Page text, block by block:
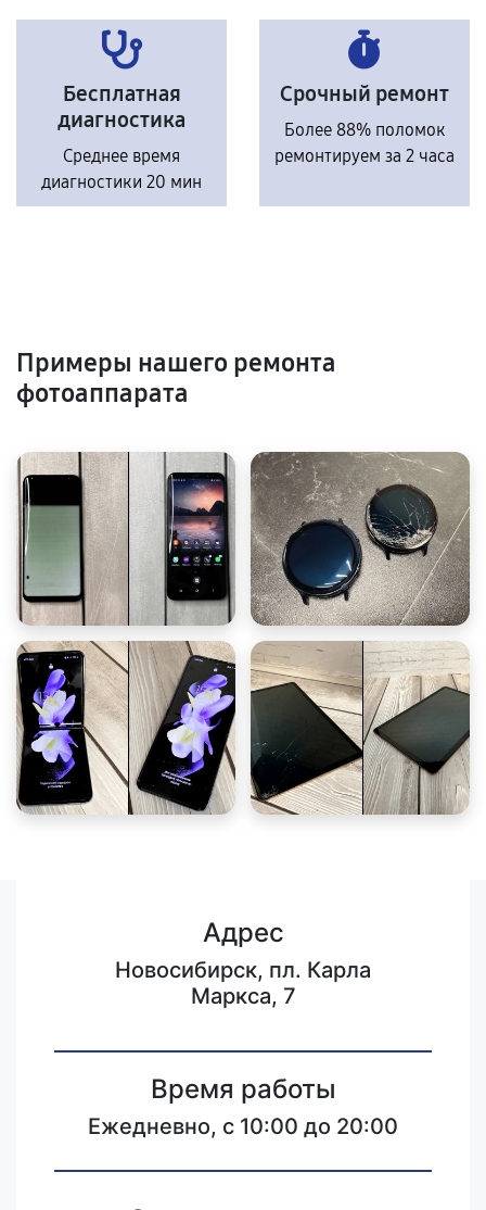
Бесплатная
диагностика
Среднее время
диагностики 20 мин
Срочный ремонт
Более 88% поломок
ремонтируем за 2 часа
Примеры нашего ремонта
фотоаппарата
Адрес
Новосибирск, пл. Карла
Маркса, 7
Время работы
Ежедневно, с 10:00 до 20:00